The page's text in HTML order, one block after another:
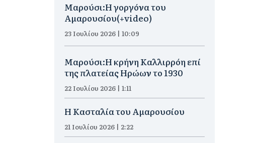
Μαρούσι:H γοργόνα του
Αμαρουσίου(+video)
23 Ιουλίου 2026 | 10:09
Μαρούσι:Η κρήνη Καλλιρρόη επί
της πλατείας Ηρώων το 1930
22 Ιουλίου 2026 | 1:11
Η Κασταλία του Αμαρουσίου
21 Ιουλίου 2026 | 2:22